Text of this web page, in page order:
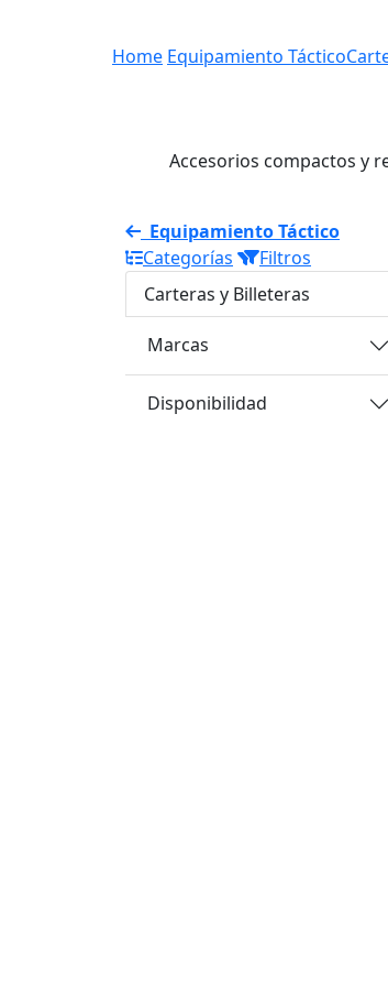
Home Equipamiento Táctico
Accesorios compactos y
Equipamiento Táctico
Categorías
Filtros
Carteras y Billeteras
Marcas
Disponibilidad